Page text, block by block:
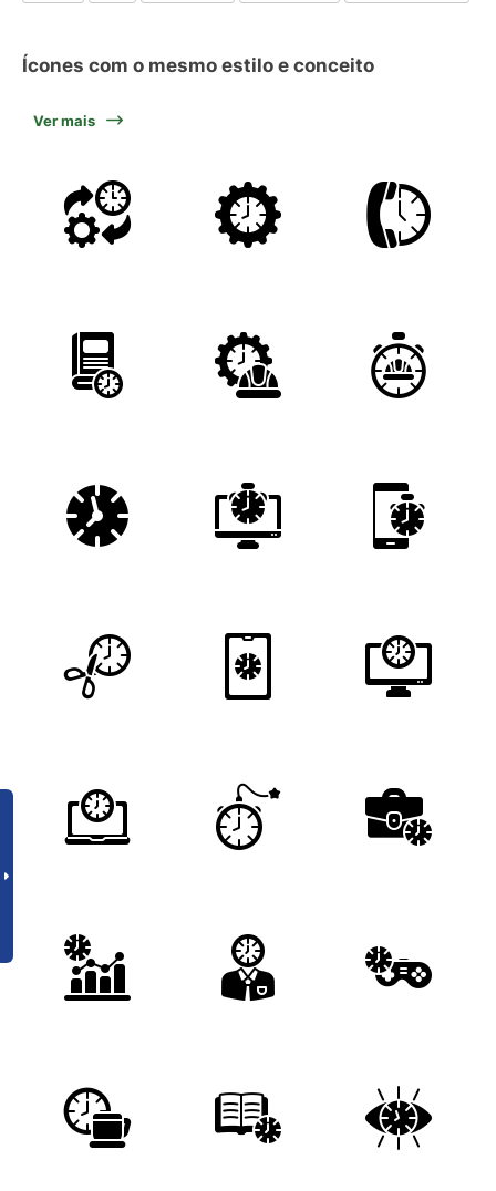
Ícones com o mesmo estilo e conceito
Ver mais